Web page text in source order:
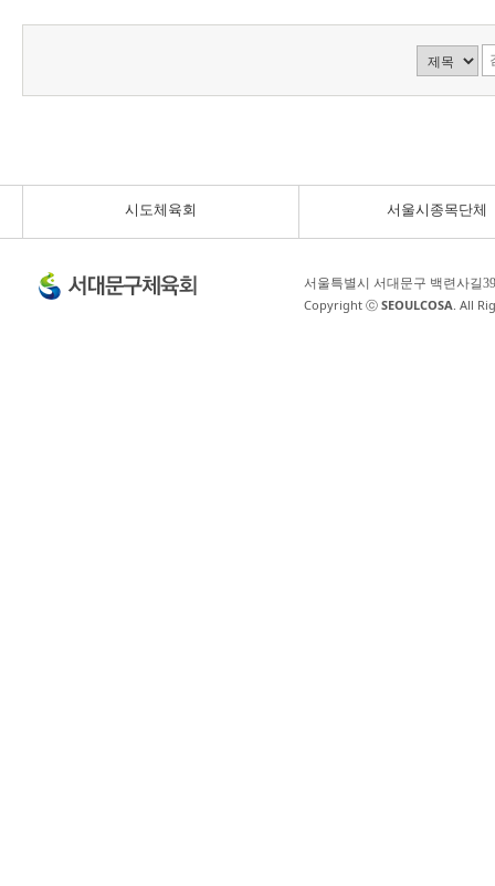
시도체육회 서울시종목단체
서울특별시 서대문구 백련사길
Copyright ⓒ SEOULCOSA. All